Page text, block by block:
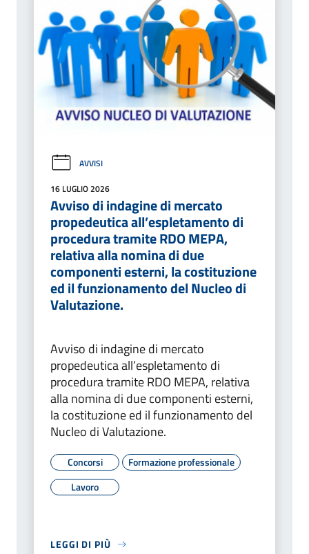
AVVISI
16 LUGLIO 2026
Avviso di indagine di mercato
propedeutica all’espletamento di
procedura tramite RDO MEPA,
relativa alla nomina di due
componenti esterni, la costituzione
ed il funzionamento del Nucleo di
Valutazione.
Avviso di indagine di mercato
propedeutica all’espletamento di
procedura tramite RDO MEPA, relativa
alla nomina di due componenti esterni,
la costituzione ed il funzionamento del
Nucleo di Valutazione.
Concorsi
Formazione professionale
Lavoro
LEGGI DI PIÙ